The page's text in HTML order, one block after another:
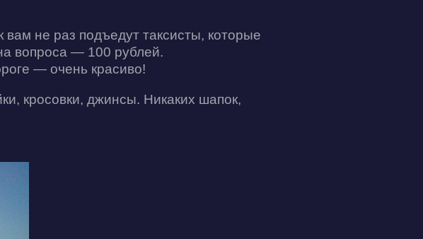
не раз подъедут таксисты, которые
вопроса — 100 рублей.
— очень красиво!
кросовки, джинсы. Никаких шапок,